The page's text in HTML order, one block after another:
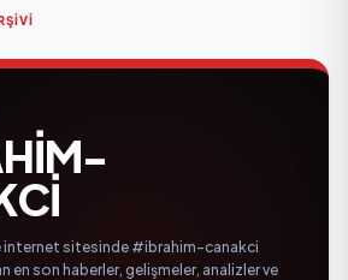
internet sitesinde #ibrahim-canakci
en son haberler, gelişmeler, analizler ve